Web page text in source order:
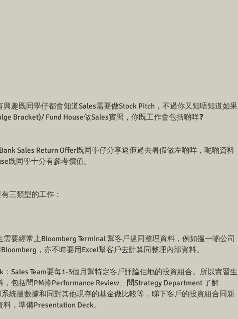
趣既同學仔都會知道Sales需要做Stock Pitch，不過你又知唔知道如果
Bracket)/ Fund House做Sales實習，你既工作會包括啲咩❓
Sales Return Offer既同學仔分享返佢過去暑假做左啲咩，呢啲資料
既同學十分有參考價值。
三類型的工作：
要經常上Bloomberg Terminal 幫客戶搵同整理資料，例如搵一啲公司
，亦不時要用Excel幫客戶去計算同整理內部資料。
：Sales Team要每1-3個月幫特定客戶評論佢地的投資組合。所以實習生
包括問PM拎Performance Review、問Strategy Department 了解
統搵數據和同對其他現存的基金做比較等，睇下客戶的投資組合同新
，準備Presentation Deck。